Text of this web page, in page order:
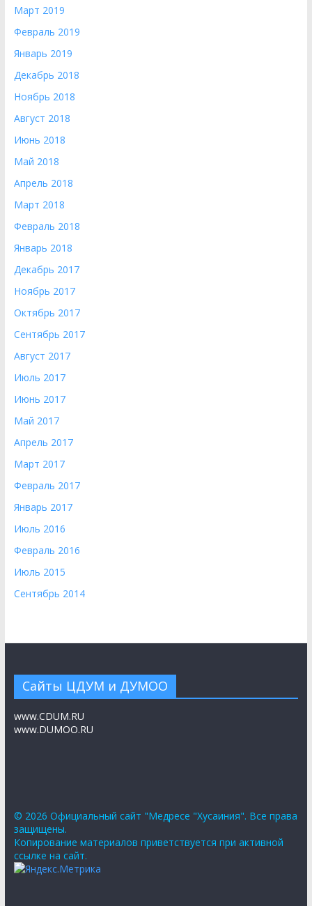
Март 2019
Февраль 2019
Январь 2019
Декабрь 2018
Ноябрь 2018
Август 2018
Июнь 2018
Май 2018
Апрель 2018
Март 2018
Февраль 2018
Январь 2018
Декабрь 2017
Ноябрь 2017
Октябрь 2017
Сентябрь 2017
Август 2017
Июль 2017
Июнь 2017
Май 2017
Апрель 2017
Март 2017
Февраль 2017
Январь 2017
Июль 2016
Февраль 2016
Июль 2015
Сентябрь 2014
Сайты ЦДУМ и ДУМОО
www.CDUM.RU
www.DUMOO.RU
© 2026 Официальный сайт "Медресе "Хусаиния". Все права
защищены.
Копирование материалов приветствуется при активной
ссылке на сайт.